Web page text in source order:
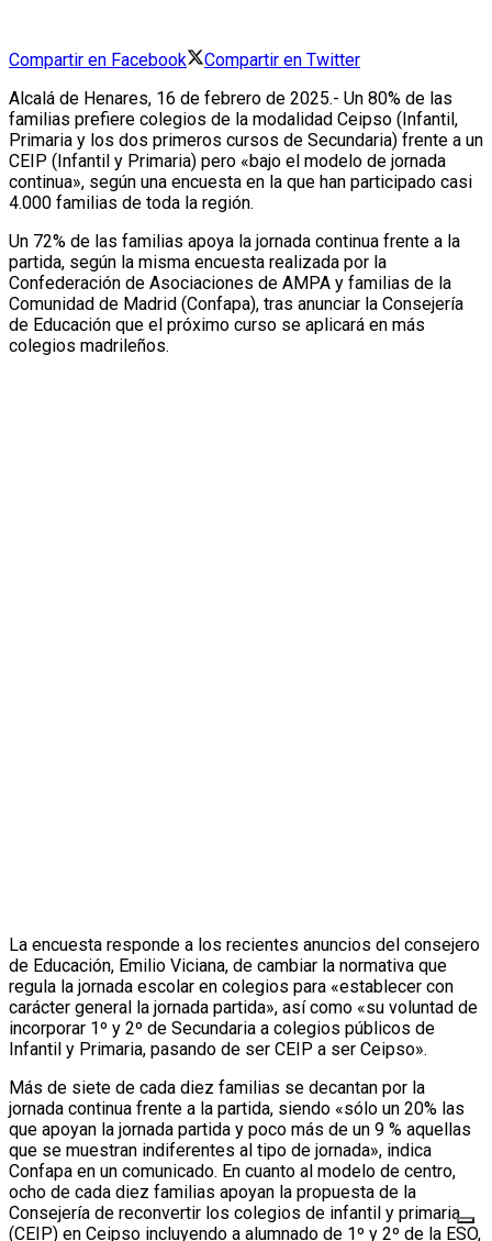
Compartir en Facebook
Compartir en Twitter
Alcalá de Henares, 16 de febrero de 2025.- Un 80% de las
familias prefiere colegios de la modalidad Ceipso (Infantil,
Primaria y los dos primeros cursos de Secundaria) frente a un
CEIP (Infantil y Primaria) pero «bajo el modelo de jornada
continua», según una encuesta en la que han participado casi
4.000 familias de toda la región.
Un 72% de las familias apoya la jornada continua frente a la
partida, según la misma encuesta realizada por la
Confederación de Asociaciones de AMPA y familias de la
Comunidad de Madrid (Confapa), tras anunciar la Consejería
de Educación que el próximo curso se aplicará en más
colegios madrileños.
La encuesta responde a los recientes anuncios del consejero
de Educación, Emilio Viciana, de cambiar la normativa que
regula la jornada escolar en colegios para «establecer con
carácter general la jornada partida», así como «su voluntad de
incorporar 1º y 2º de Secundaria a colegios públicos de
Infantil y Primaria, pasando de ser CEIP a ser Ceipso».
Más de siete de cada diez familias se decantan por la
jornada continua frente a la partida, siendo «sólo un 20% las
que apoyan la jornada partida y poco más de un 9 % aquellas
que se muestran indiferentes al tipo de jornada», indica
Confapa en un comunicado. En cuanto al modelo de centro,
ocho de cada diez familias apoyan la propuesta de la
Consejería de reconvertir los colegios de infantil y primaria
(CEIP) en Ceipso incluyendo a alumnado de 1º y 2º de la ESO,